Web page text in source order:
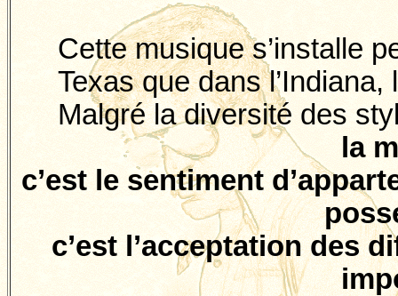
Cette musique s’installe
Texas que dans
Malgré la diversité des
la
c’est le sentiment
c’est l’acceptation des